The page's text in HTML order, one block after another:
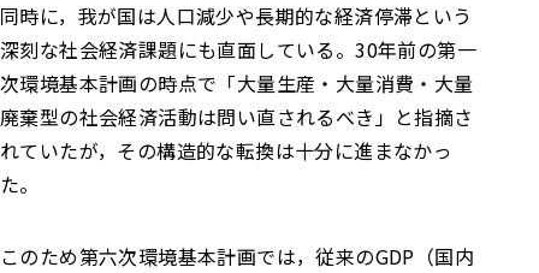
同時に，我が国は人口減少や長期的な経済停滞という
深刻な社会経済課題にも直面している。30年前の第一
次環境基本計画の時点で「大量生産・大量消費・大量
廃棄型の社会経済活動は問い直されるべき」と指摘さ
れていたが，その構造的な転換は十分に進まなかっ
た。
このため第六次環境基本計画では，従来のGDP（国内